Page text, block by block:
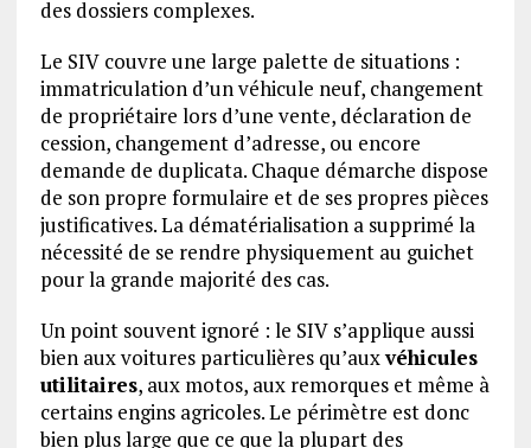
des dossiers complexes.
Le SIV couvre une large palette de situations :
immatriculation d’un véhicule neuf, changement
de propriétaire lors d’une vente, déclaration de
cession, changement d’adresse, ou encore
demande de duplicata. Chaque démarche dispose
de son propre formulaire et de ses propres pièces
justificatives. La dématérialisation a supprimé la
nécessité de se rendre physiquement au guichet
pour la grande majorité des cas.
Un point souvent ignoré : le SIV s’applique aussi
bien aux voitures particulières qu’auxvéhicules
utilitaires, aux motos, aux remorques et même à
certains engins agricoles. Le périmètre est donc
bien plus large que ce que la plupart des